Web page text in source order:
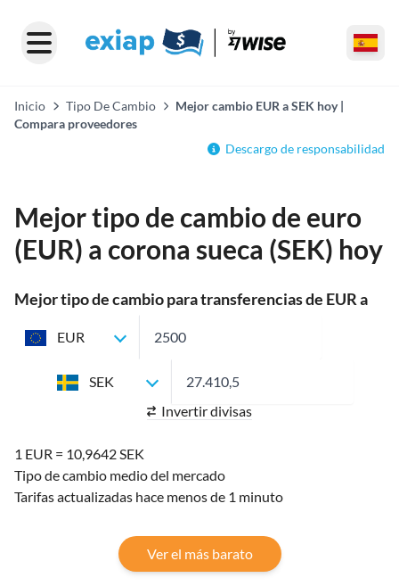
Inicio Tipo De Cambio
Mejor cambio EUR a SEK hoy |
Compara proveedores
Descargo de responsabilidad
Mejor tipo de cambio de euro
(EUR) a corona sueca (SEK) hoy
Mejor tipo de cambio para transferencias de EUR a
EUR
SEK
Invertir divisas
1 EUR = 10,9642 SEK
Tipo de cambio medio del mercado
Tarifas actualizadas hace menos de 1 minuto
Ver el más barato